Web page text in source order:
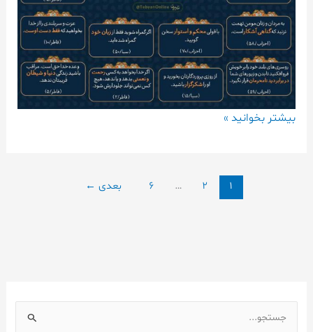
بیشتر بخوانید »
1
2
…
6 بعدی ←